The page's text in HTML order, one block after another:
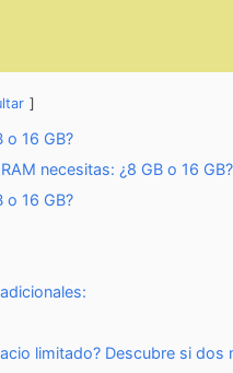
o 16 GB?
necesitas: ¿8 GB o 16
o 16 GB?
limitado? Descubre si